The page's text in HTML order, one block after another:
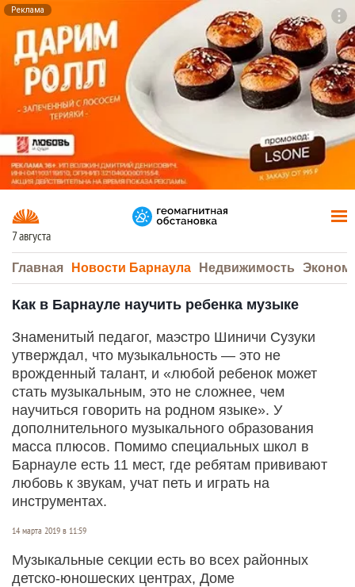
Реклама
7 августа
Главная Новости Барнаула Недвижимость
Как в Барнауле научить ребенка музыке
Знаменитый педагог, маэстро Шиничи Сузуки
утверждал, что музыкальность — это не
врожденный талант, и «любой ребенок может
стать музыкальным, это не сложнее, чем
научиться говорить на родном языке». У
дополнительного музыкального образования
масса плюсов. Помимо специальных школ в
Барнауле есть 11 мест, где ребятам прививают
любовь к звукам, учат петь и играть на
инструментах.
14 марта 2019 в 11:59
Музыкальные секции есть во всех районных
детско-юношеских центрах, Доме